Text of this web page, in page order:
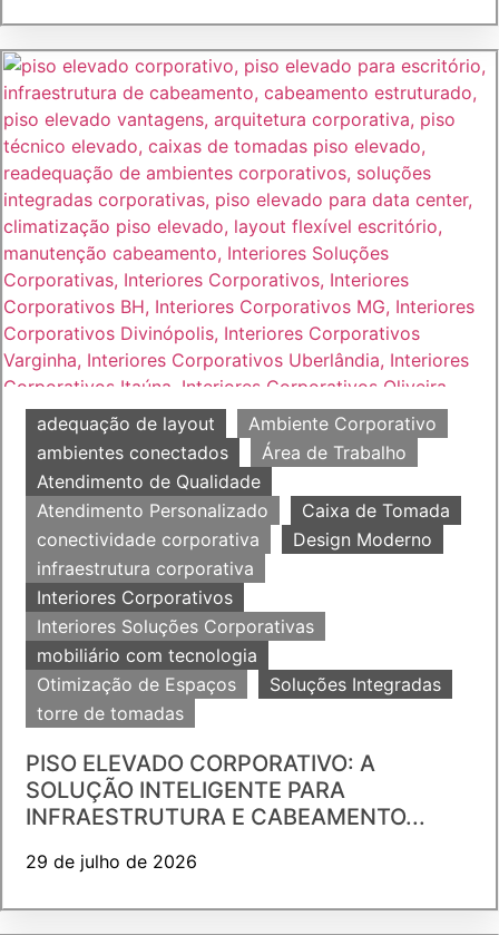
adequação de layout
Ambiente Corporativo
ambientes conectados
Área de Trabalho
Atendimento de Qualidade
Atendimento Personalizado
Caixa de Tomada
conectividade corporativa
Design Moderno
infraestrutura corporativa
Interiores Corporativos
Interiores Soluções Corporativas
mobiliário com tecnologia
Otimização de Espaços
Soluções Integradas
torre de tomadas
PISO ELEVADO CORPORATIVO: A
SOLUÇÃO INTELIGENTE PARA
INFRAESTRUTURA E CABEAMENTO...
29 de julho de 2026